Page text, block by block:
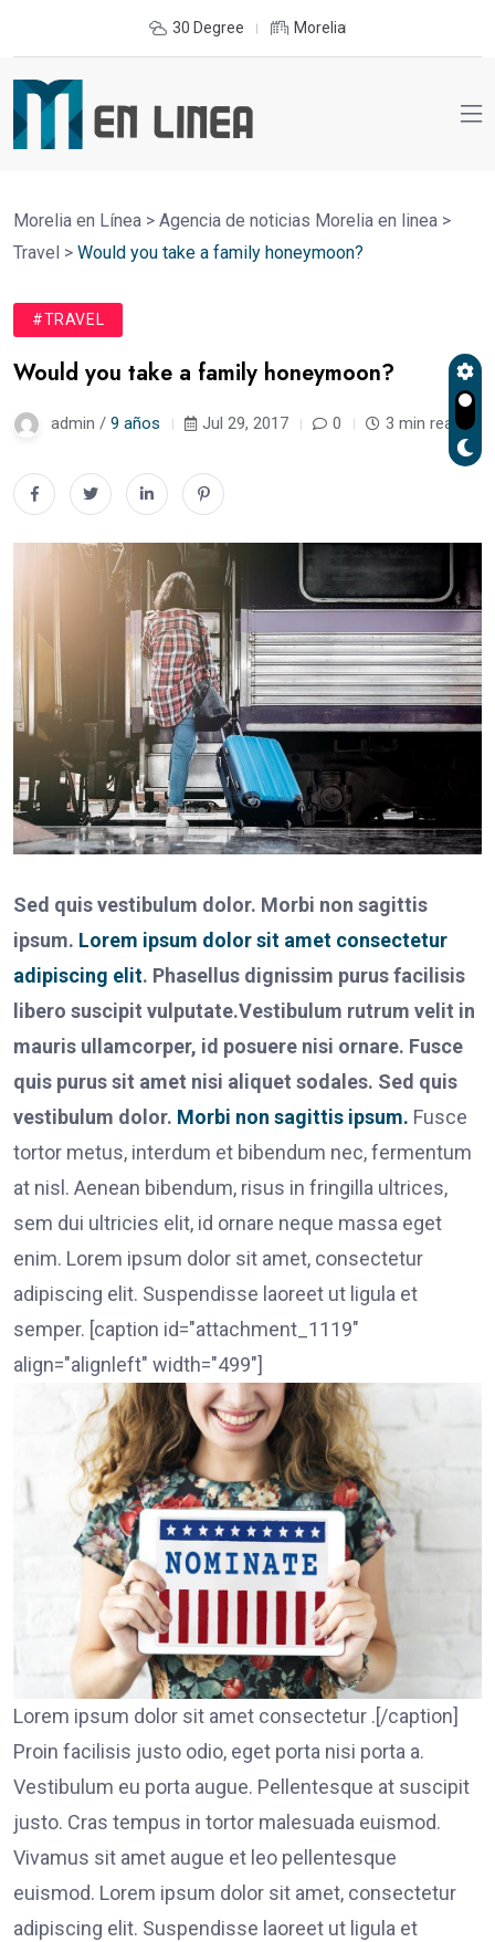
30 Degree Morelia
Morelia en Línea > Agencia de noticias Morelia en linea >
Travel > Would you take a family honeymoon?
#TRAVEL
Would you take a family honeymoon?
admin / 9 años Jul 29, 2017 0 3 min read
Sed quis vestibulum dolor. Morbi non sagittis
ipsum. Lorem ipsum dolor sit amet consectetur
adipiscing elit. Phasellus dignissim purus facilisis
libero suscipit vulputate.Vestibulum rutrum velit in
mauris ullamcorper, id posuere nisi ornare. Fusce
quis purus sit amet nisi aliquet sodales. Sed quis
vestibulum dolor. Morbi non sagittis ipsum. Fusce
tortor metus, interdum et bibendum nec, fermentum
at nisl. Aenean bibendum, risus in fringilla ultrices,
sem dui ultricies elit, id ornare neque massa eget
enim. Lorem ipsum dolor sit amet, consectetur
adipiscing elit. Suspendisse laoreet ut ligula et
semper. [caption id="attachment_1119"
align="alignleft" width="499"]
Lorem ipsum dolor sit amet consectetur .[/caption]
Proin facilisis justo odio, eget porta nisi porta a.
Vestibulum eu porta augue. Pellentesque at suscipit
justo. Cras tempus in tortor malesuada euismod.
Vivamus sit amet augue et leo pellentesque
euismod. Lorem ipsum dolor sit amet, consectetur
adipiscing elit. Suspendisse laoreet ut ligula et